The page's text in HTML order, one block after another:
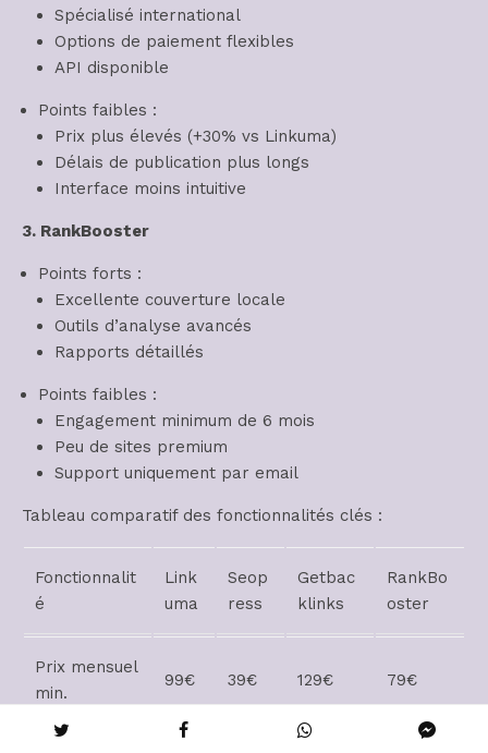
Spécialisé international
Options de paiement flexibles
API disponible
Points faibles :
Prix plus élevés (+30% vs Linkuma)
Délais de publication plus longs
Interface moins intuitive
3. RankBooster
Points forts :
Excellente couverture locale
Outils d’analyse avancés
Rapports détaillés
Points faibles :
Engagement minimum de 6 mois
Peu de sites premium
Support uniquement par email
Tableau comparatif des fonctionnalités clés :
Fonctionnalit
é
Link
uma
Seop
ress
Getbac
klinks
RankBo
oster
Prix mensuel
min.
99€ 39€ 129€ 79€